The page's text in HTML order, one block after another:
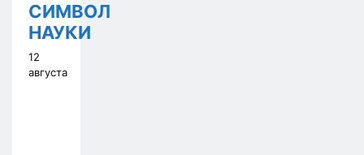
СИМВОЛ
НАУКИ
12
августа